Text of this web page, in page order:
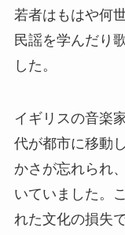
若者はもはや何
民謡を学んだり
した。
イギリスの音楽
代が都市に移動
かさが忘れられ
いていました。
れた文化の損失